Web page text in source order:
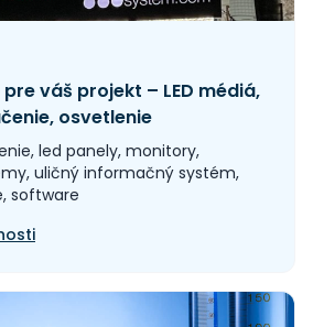
váš projekt – LED médiá,
osvetlenie
led panely, monitory,
uličný informačný systém,
software